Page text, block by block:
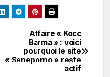
Affaire « Kocc
Barma » : voici
pourquoi le site
« Seneporno » reste
actif